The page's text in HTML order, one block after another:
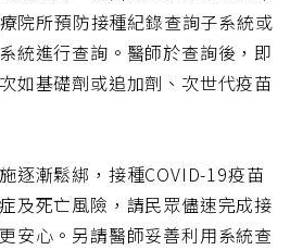
院所預防接種紀錄查詢子系統或
統進行查詢。醫師於查詢後，即
如基礎劑或追加劑、次世代疫苗
逐漸鬆綁，接種COVID-19疫苗
及死亡風險，請民眾儘速完成接
安心。另請醫師妥善利用系統查